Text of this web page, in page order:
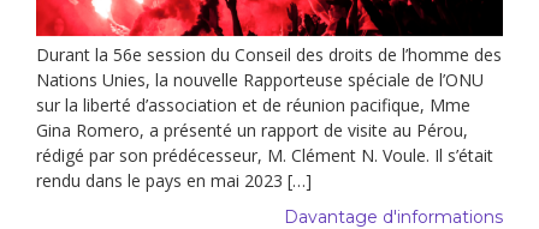
Durant la 56e session du Conseil des droits de l’homme des
Nations Unies, la nouvelle Rapporteuse spéciale de l’ONU
sur la liberté d’association et de réunion pacifique, Mme
Gina Romero, a présenté un rapport de visite au Pérou,
rédigé par son prédécesseur, M. Clément N. Voule. Il s’était
rendu dans le pays en mai 2023 […]
Davantage d'informations